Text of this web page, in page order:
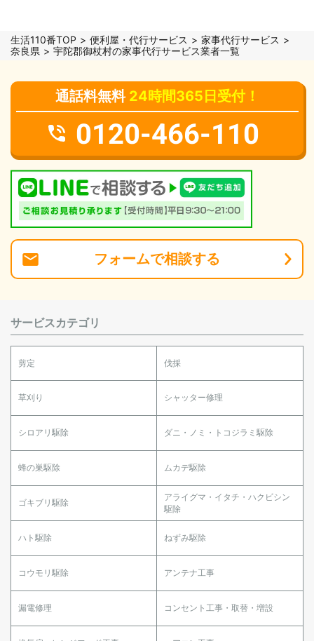
生活110番TOP 便利屋・代行サービス
家事代行サービス
奈良県
宇陀郡御杖村の家事代行サービス業者一覧
通話料無料 24時間365日受付！
0120-466-110
フォームで相談する
サービスカテゴリ
剪定 伐採
草刈り シャッター修理
シロアリ駆除 ダニ・ノミ・トコジラミ駆除
蜂の巣駆除 ムカデ駆除
ゴキブリ駆除
アライグマ・イタチ・ハクビシン
駆除
ハト駆除 ねずみ駆除
コウモリ駆除 アンテナ工事
漏電修理 コンセント工事・取替・増設